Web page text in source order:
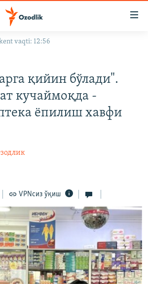
тилларда
vaqti: 12:56
қийин бўлади".
кучаймоқда -
ёпилиш хавфи
VPNсиз ўқиш